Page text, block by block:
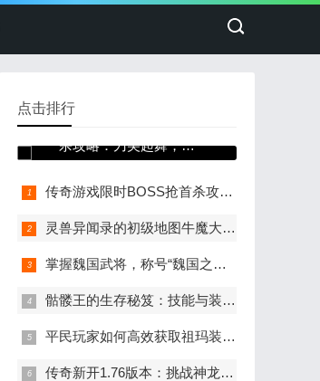
点击排行
传奇游戏限时BOSS抢首
杀攻略：刀尖起舞，决
胜玛法之巅
传奇游戏限时BOSS抢首杀攻略：刀尖起舞，决胜玛法之巅
灵兽异闻录的初级地图牛魔大殿探索
掌握魏国武将，称号“魏国之王”迎接挑战
骷髅王的生存秘笈：技能与装备的大提升
平民玩家如何高效获取祖玛装备？
传奇新开1.76版本：挑战神龙，收获海量资源